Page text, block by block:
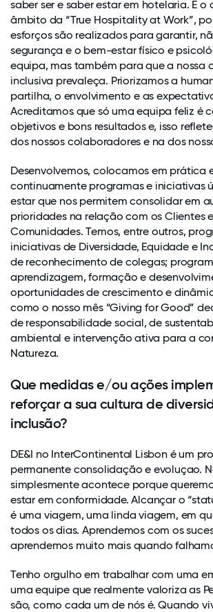
saber ser e saber estar em hotelaria. É o
âmbito da “True Hospitality at Work”,
esforços são realizados para garantir,
segurança e o bem-estar físico e
equipa, mas também para que a nossa
inclusiva prevaleça. Priorizamos a
partilha, o envolvimento e as
Acreditamos que só uma equipa feliz é
objetivos e bons resultados e, isso
dos nossos colaboradores e na dos
Desenvolvemos, colocamos em prática
continuamente programas e iniciativas
estar que nos permitem consolidar em
prioridades na relação com os Clientes
Comunidades. Temos, entre outros,
iniciativas de Diversidade, Equidade e
de reconhecimento de colegas;
aprendizagem, formação e
oportunidades de crescimento e
como o nosso mês “Giving for Good”
de responsabilidade social, de
ambiental e intervenção ativa para a
Natureza.
Que medidas e/ou ações
reforçar a sua cultura de
inclusão?
DE&I no InterContinental Lisbon é um
permanente consolidação e evoluçao.
simplesmente acontece porque
estar em conformidade. Alcançar o
é uma viagem, uma linda viagem, em
todos os dias. Aprendemos com os
aprendemos muito mais quando
Tenho orgulho em trabalhar com uma
uma equipe que realmente valoriza as
são, como cada um de nós é. Quando